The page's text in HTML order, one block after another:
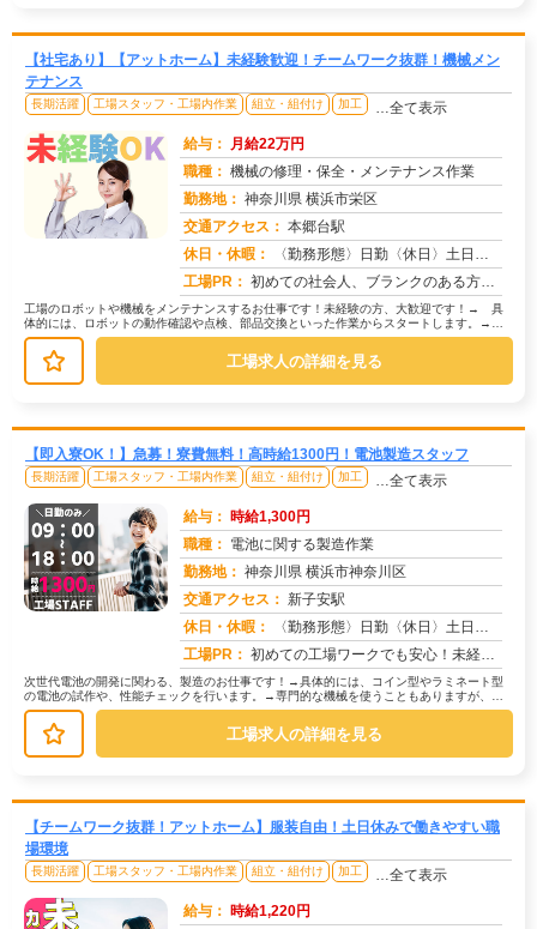
【社宅あり】【アットホーム】未経験歓迎！チームワーク抜群！機械メン
テナンス
長期活躍 工場スタッフ・工場内作業 組立・組付け 加工 …全て表示
給与： 月給22万円
職種： 機械の修理・保全・メンテナンス作業
勤務地： 神奈川県 横浜市栄区
交通アクセス： 本郷台駅
休日・休暇：
〈勤務形態〉日勤〈休日〉土日※職場カレンダーによる
工場PR： 初めての社会人、ブランクのある方も安心！株式会社京栄センターでは、未経験者多数活躍中！→ 経験・学歴・スキルは一切...
工場のロボットや機械をメンテナンスするお仕事です！未経験の方、大歓迎です！→ 具
体的には、ロボットの動作確認や点検、部品交換といった作業からスタートします。→
お客様先へ行き、定期的なメンテナン...
工場求人の詳細を見る
【即入寮OK！】急募！寮費無料！高時給1300円！電池製造スタッフ
長期活躍 工場スタッフ・工場内作業 組立・組付け 加工 …全て表示
給与： 時給1,300円
職種： 電池に関する製造作業
勤務地： 神奈川県 横浜市神奈川区
交通アクセス： 新子安駅
休日・休暇：
〈勤務形態〉日勤〈休日〉土日祝★ＧＷ★夏季休暇★冬季休暇★年末年始
工場PR： 初めての工場ワークでも安心！未経験者多数活躍中！→充実の研修制度でしっかりサポート！→寮費無料の個室寮完備！家具・...
次世代電池の開発に関わる、製造のお仕事です！→具体的には、コイン型やラミネート型
の電池の試作や、性能チェックを行います。→専門的な機械を使うこともありますが、丁
寧な研修があるのでご安心ください。...
工場求人の詳細を見る
【チームワーク抜群！アットホーム】服装自由！土日休みで働きやすい職
場環境
長期活躍 工場スタッフ・工場内作業 組立・組付け 加工 …全て表示
給与： 時給1,220円